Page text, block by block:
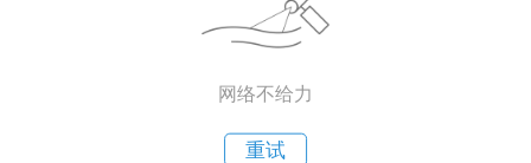
网络不给力
重试